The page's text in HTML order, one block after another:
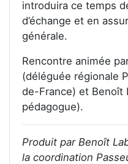
introduira ce temps
d’échange et en
générale.
Rencontre animée
(déléguée régionale
de-France) et Benoît
pédagogue).
Produit par Benoît
la coordination